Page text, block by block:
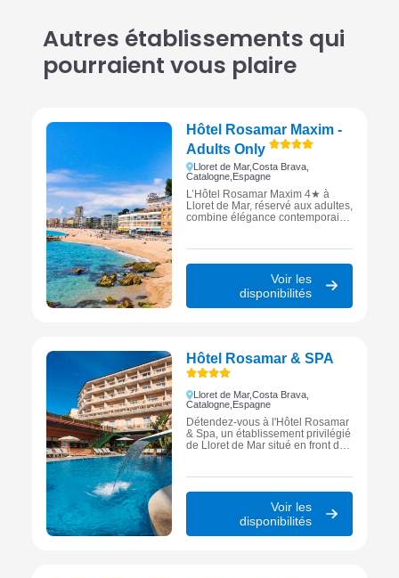
Autres établissements qui
pourraient vous plaire
Hôtel Rosamar Maxim -
Adults Only
Lloret de Mar,Costa Brava,
Catalogne, Espagne
L’Hôtel Rosamar Maxim 4★ à
Lloret de Mar, réservé aux adultes,
combine élégance contemporaine
Brava.
Voir les
disponibilités
Hôtel Rosamar & SPA
Lloret de Mar,Costa Brava,
Catalogne, Espagne
Détendez-vous à l'Hôtel Rosamar
& Spa, un établissement privilégié
de Lloret de Mar situé en front de
de loisirs idéales pour un séjour
revitalisant sur la Costa Brava.
Voir les
disponibilités